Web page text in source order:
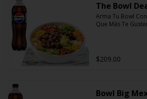
The Bowl
Arma Tu Bowl
Que Más Te
$209.00
Bowl Big